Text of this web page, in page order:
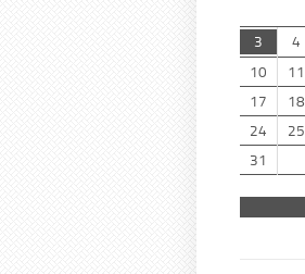
3
4
10
11
17
18
24
25
31